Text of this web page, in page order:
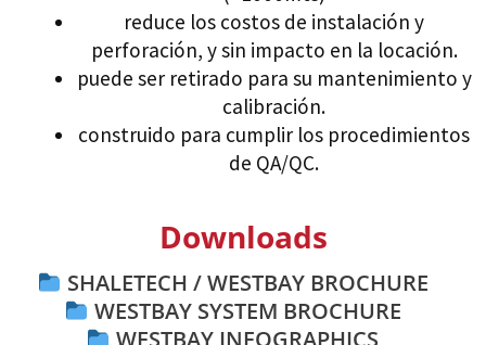
reduce los costos de instalación y
perforación, y sin impacto en la locación.
puede ser retirado para su mantenimiento y
calibración.
construido para cumplir los procedimientos
de QA/QC.
Downloads
SHALETECH / WESTBAY BROCHURE
WESTBAY SYSTEM BROCHURE
WESTBAY INFOGRAPHICS